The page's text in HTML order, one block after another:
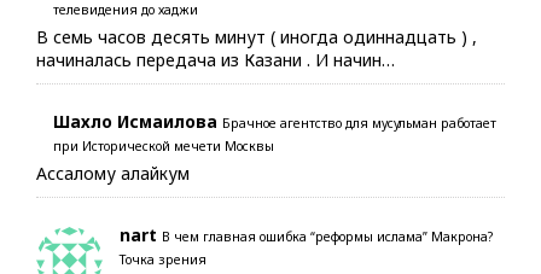
телевидения до хаджи
В семь часов десять минут ( иногда одиннадцать ) ,
начиналась передача из Казани . И начин…
Шахло Исмаилова Брачное агентство для мусульман работает
при Исторической мечети Москвы
Ассалому алайкум
nart В чем главная ошибка “реформы ислама” Макрона?
Точка зрения